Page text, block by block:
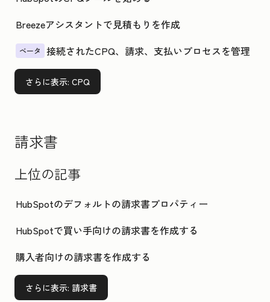
Breezeアシスタントで見積もりを作成
ベータ 接続されたCPQ、請求、支払いプロセスを管理
さらに表示: CPQ
請求書
上位の記事
HubSpotのデフォルトの請求書プロパティー
HubSpotで買い手向けの請求書を作成する
購入者向けの請求書を作成する
さらに表示: 請求書